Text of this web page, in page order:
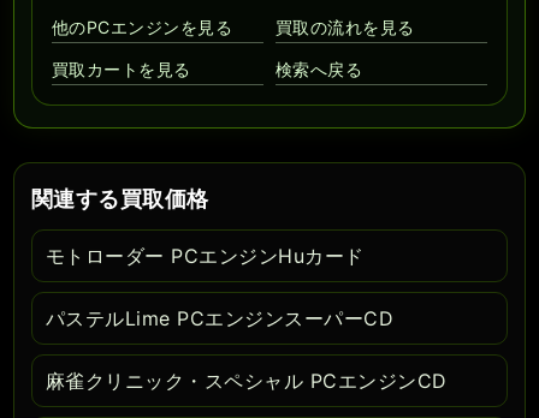
他のPCエンジンを見る
買取の流れを見る
買取カートを見る 検索へ戻る
関連する買取価格
モトローダー PCエンジンHuカード
パステルLime PCエンジンスーパーCD
麻雀クリニック・スペシャル PCエンジンCD